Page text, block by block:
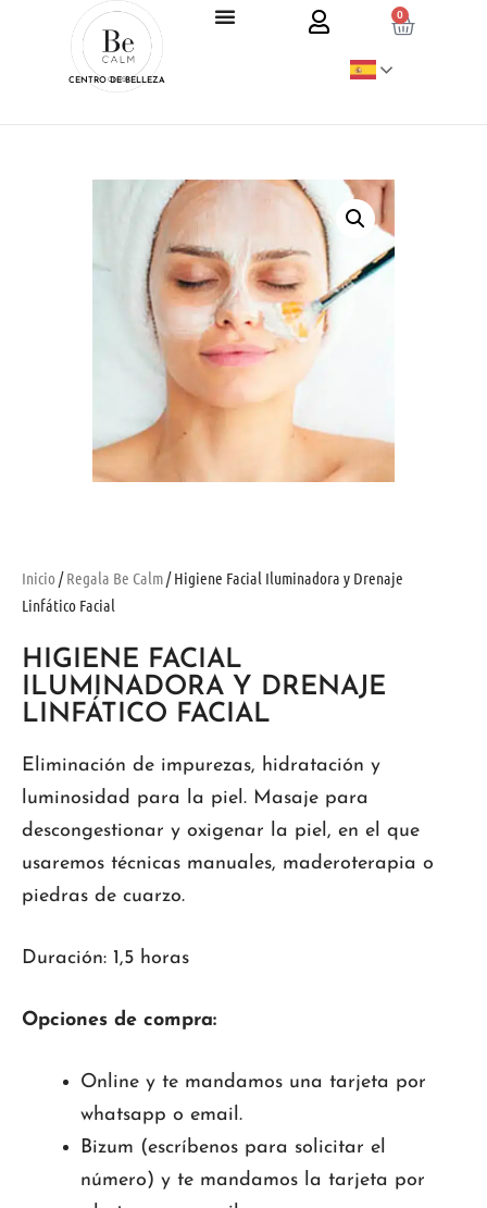
CENTRO DE BELLEZA
0
Inicio /Regala Be Calm/ Higiene Facial Iluminadora y Drenaje
Linfático Facial
HIGIENE FACIAL
ILUMINADORA Y DRENAJE
LINFÁTICO FACIAL
Eliminación de impurezas, hidratación y
luminosidad para la piel. Masaje para
descongestionar y oxigenar la piel, en el que
usaremos técnicas manuales, maderoterapia o
piedras de cuarzo.
Duración: 1,5 horas
Opciones de compra:
Online y te mandamos una tarjeta por
whatsapp o email.
Bizum (escríbenos para solicitar el
número) y te mandamos la tarjeta por